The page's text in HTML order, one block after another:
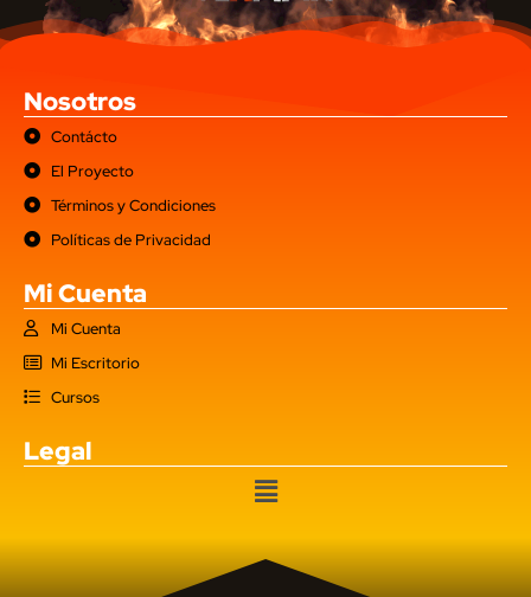
Nosotros
Contácto
El Proyecto
Términos y Condiciones
Políticas de Privacidad
Mi Cuenta
Mi Cuenta
Mi Escritorio
Cursos
Legal